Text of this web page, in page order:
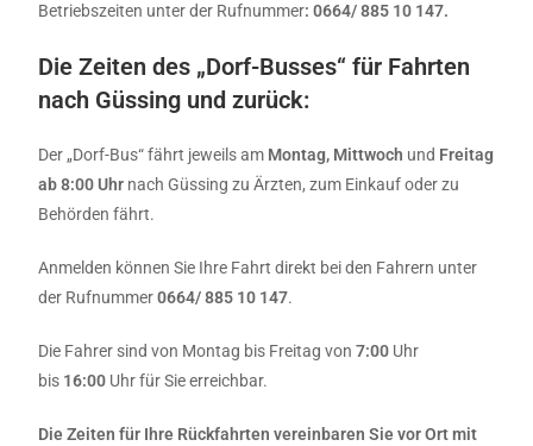
Betriebszeiten unter der Rufnummer: 0664/ 885 10 147.
Die Zeiten des „Dorf-Busses“ für Fahrten
nach Güssing und zurück:
Der „Dorf-Bus“ fährt jeweils am Montag, Mittwoch und Freitag
ab 8:00 Uhr nach Güssing zu Ärzten, zum Einkauf oder zu
Behörden fährt.
Anmelden können Sie Ihre Fahrt direkt bei den Fahrern unter
der Rufnummer0664/ 885 10 147.
Die Fahrer sind von Montag bis Freitag von7:00 Uhr
bis 16:00 Uhr für Sie erreichbar.
Die Zeiten für Ihre Rückfahrten vereinbaren Sie vor Ort mit